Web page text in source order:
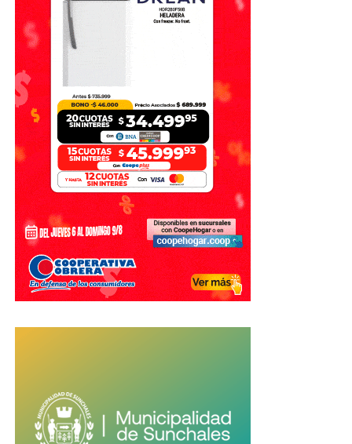
El decreto establece además que la
Agencia de
Recaudación y Control Aduanero (ARCA)
realizar los controles correspondientes para garantizar
que los bienes ingresados con estos beneficios sean
utilizados exclusivamente para los fines previstos en la
organización de los Juegos.
Con información de El Litoral